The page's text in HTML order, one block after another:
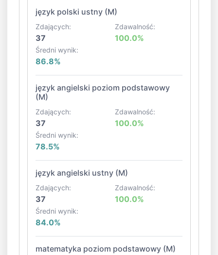
język polski ustny (M)
Zdających:
37
Zdawalność:
100.0%
Średni wynik:
86.8%
język angielski poziom podstawowy
(M)
Zdających:
37
Zdawalność:
100.0%
Średni wynik:
78.5%
język angielski ustny (M)
Zdających:
37
Zdawalność:
100.0%
Średni wynik:
84.0%
matematyka poziom podstawowy (M)